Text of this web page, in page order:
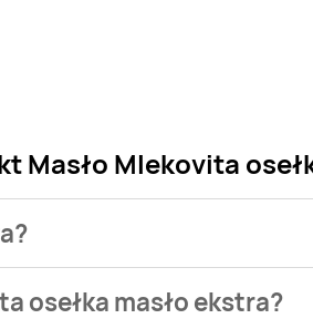
Masło Mlekovita
osełka masło ekstra?